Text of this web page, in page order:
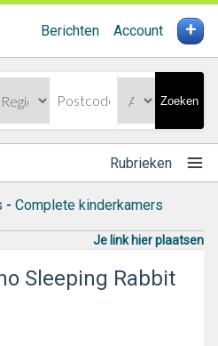
Berichten Account +
Zoeken
Rubrieken
- Complete kinderkamers
Je link hier plaatsen
Sleeping Rabbit